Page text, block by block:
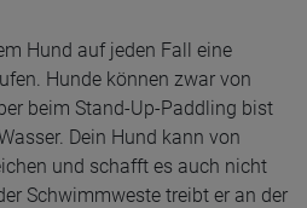
Hund auf jeden Fall eine
Hunde können zwar von
beim Stand-Up-Paddling bist
Dein Hund kann von
und schafft es auch nicht
Schwimmweste treibt er an der